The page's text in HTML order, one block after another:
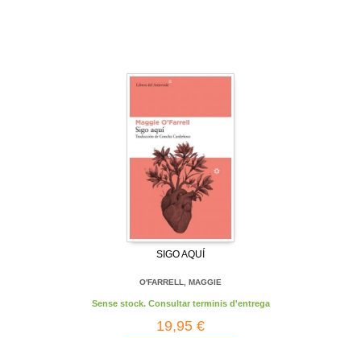
SIGO AQUÍ
O'FARRELL, MAGGIE
Sense stock. Consultar terminis d'entrega
19,95 €